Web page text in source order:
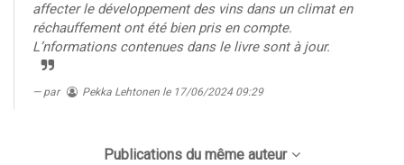
affecter le développement des vins dans un climat en
réchauffement ont été bien pris en compte.
L’nformations contenues dans le livre sont à jour.
par Pekka Lehtonen le 17/06/2024 09:29
Publications du même auteur